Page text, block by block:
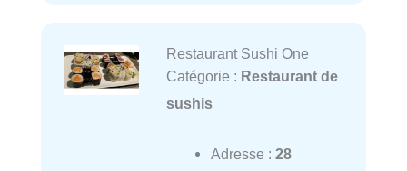
Restaurant Sushi One
Catégorie : Restaurant de
sushis
Adresse : 28